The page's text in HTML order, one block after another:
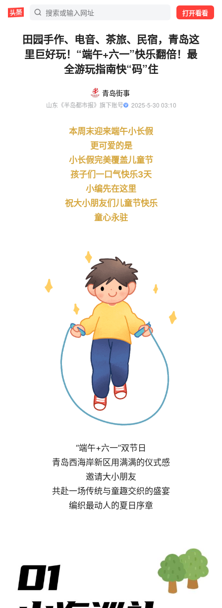
打开看看
田园手作、电音、茶旅、民宿，青岛这
里巨好玩！“端午+六一”快乐翻倍！最
全游玩指南快“码”住
青岛街事
山东《半岛都市报》旗下账号
  2025-5-30 03:10
本周末迎来端午小长假
更可爱的是
小长假完美覆盖儿童节
孩子们一口气快乐3天
小编先在这里
祝大小朋友们儿童节快乐
童心永驻
“端午+六一”双节日
青岛西海岸新区用满满的仪式感
邀请大小朋友
共赴一场传统与童趣交织的盛宴
编织最动人的夏日序章